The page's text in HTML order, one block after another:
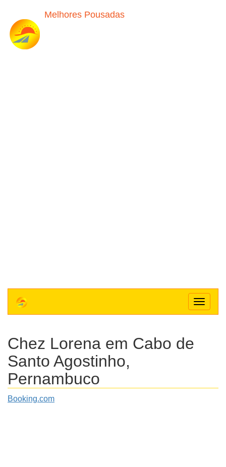
Melhores Pousadas
Toggle
Chez Lorena em Cabo de
Santo Agostinho,
Pernambuco
Booking.com